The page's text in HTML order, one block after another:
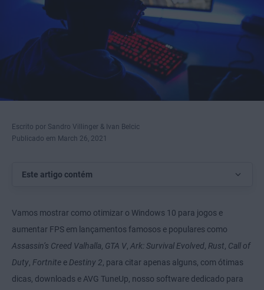
Escrito por Sandro Villinger & Ivan Belcic
Publicado em March 26, 2021
Este artigo contém
Vamos mostrar como otimizar o Windows 10 para jogos e
aumentar FPS em lançamentos famosos e populares como
Assassin’s Creed Valhalla, GTA V, Ark: Survival Evolved, Rust, Call of
Duty, Fortnite e Destiny 2, para citar apenas alguns, com ótimas
dicas, downloads e AVG TuneUp, nosso software dedicado para